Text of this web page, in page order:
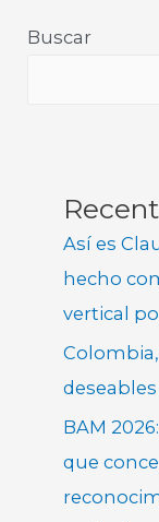
Buscar
Así es
hecho
vertical
BAM
que